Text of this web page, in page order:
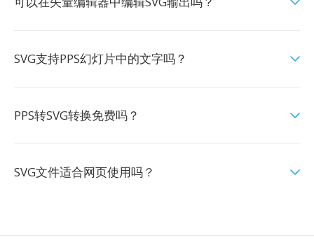
SVG支持PPS幻灯片中的文字吗？
PPS转SVG转换免费吗？
SVG文件适合网页使用吗？